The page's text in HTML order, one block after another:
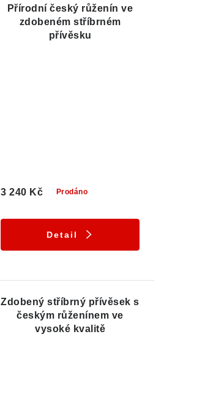
Přírodní český růženín ve
zdobeném stříbrném
přívěsku
Prodáno
3 240 Kč
Detail
Zdobený stříbrný přívěsek s
českým růženínem ve
vysoké kvalitě